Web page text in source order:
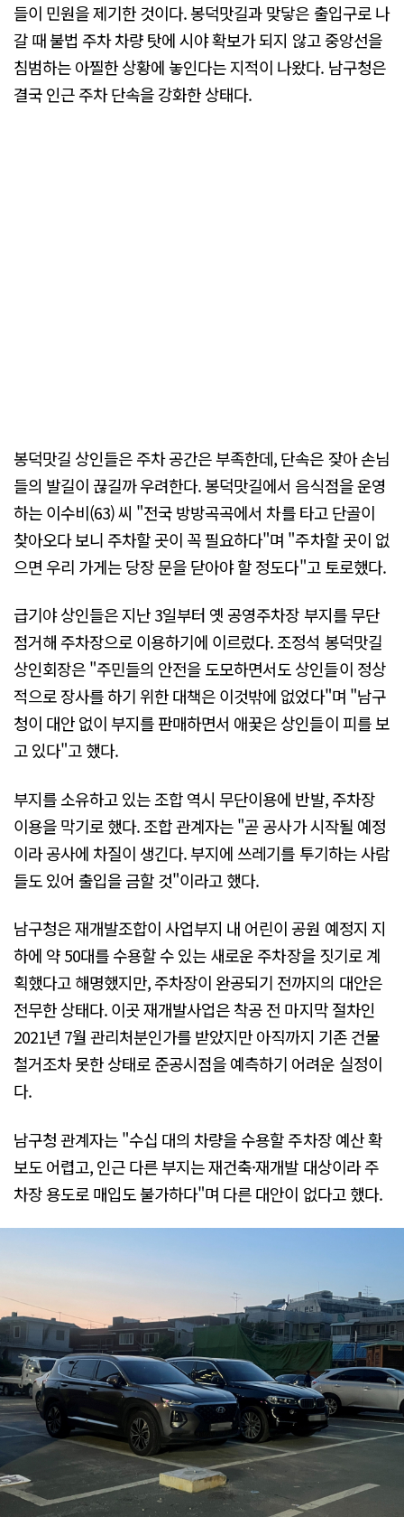
들이 민원을 제기한 것이다. 봉덕맛길과 맞닿은 출입구로 나
갈 때 불법 주차 차량 탓에 시야 확보가 되지 않고 중앙선을
침범하는 아찔한 상황에 놓인다는 지적이 나왔다. 남구청은
결국 인근 주차 단속을 강화한 상태다.
봉덕맛길 상인들은 주차 공간은 부족한데, 단속은 잦아 손님
들의 발길이 끊길까 우려한다. 봉덕맛길에서 음식점을 운영
하는 이수비(63) 씨 "전국 방방곡곡에서 차를 타고 단골이
찾아오다 보니 주차할 곳이 꼭 필요하다"며 "주차할 곳이 없
으면 우리 가게는 당장 문을 닫아야 할 정도다"고 토로했다.
급기야 상인들은 지난 3일부터 옛 공영주차장 부지를 무단
점거해 주차장으로 이용하기에 이르렀다. 조정석 봉덕맛길
상인회장은 "주민들의 안전을 도모하면서도 상인들이 정상
적으로 장사를 하기 위한 대책은 이것밖에 없었다"며 "남구
청이 대안 없이 부지를 판매하면서 애꿎은 상인들이 피를 보
고 있다"고 했다.
부지를 소유하고 있는 조합 역시 무단이용에 반발, 주차장
이용을 막기로 했다. 조합 관계자는 "곧 공사가 시작될 예정
이라 공사에 차질이 생긴다. 부지에 쓰레기를 투기하는 사람
들도 있어 출입을 금할 것"이라고 했다.
남구청은 재개발조합이 사업부지 내 어린이 공원 예정지 지
하에 약 50대를 수용할 수 있는 새로운 주차장을 짓기로 계
획했다고 해명했지만, 주차장이 완공되기 전까지의 대안은
전무한 상태다. 이곳 재개발사업은 착공 전 마지막 절차인
2021년 7월 관리처분인가를 받았지만 아직까지 기존 건물
철거조차 못한 상태로 준공시점을 예측하기 어려운 실정이
다.
남구청 관계자는 "수십 대의 차량을 수용할 주차장 예산 확
보도 어렵고, 인근 다른 부지는 재건축·재개발 대상이라 주
차장 용도로 매입도 불가하다"며 다른 대안이 없다고 했다.